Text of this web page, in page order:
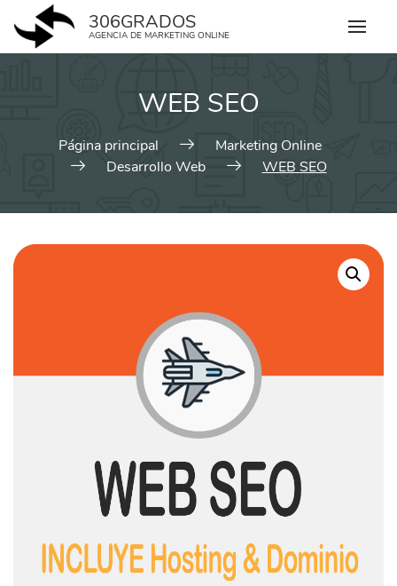
content
306GRADOS
AGENCIA DE MARKETING ONLINE
WEB SEO
Página principal
Marketing Online
Desarrollo Web
WEB SEO